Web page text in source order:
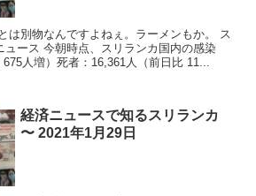
ンカ国内の感染
人増）死者：16,361人（前日比 11...
経済ニュースで知るスリランカ
〜 2021年1月29日